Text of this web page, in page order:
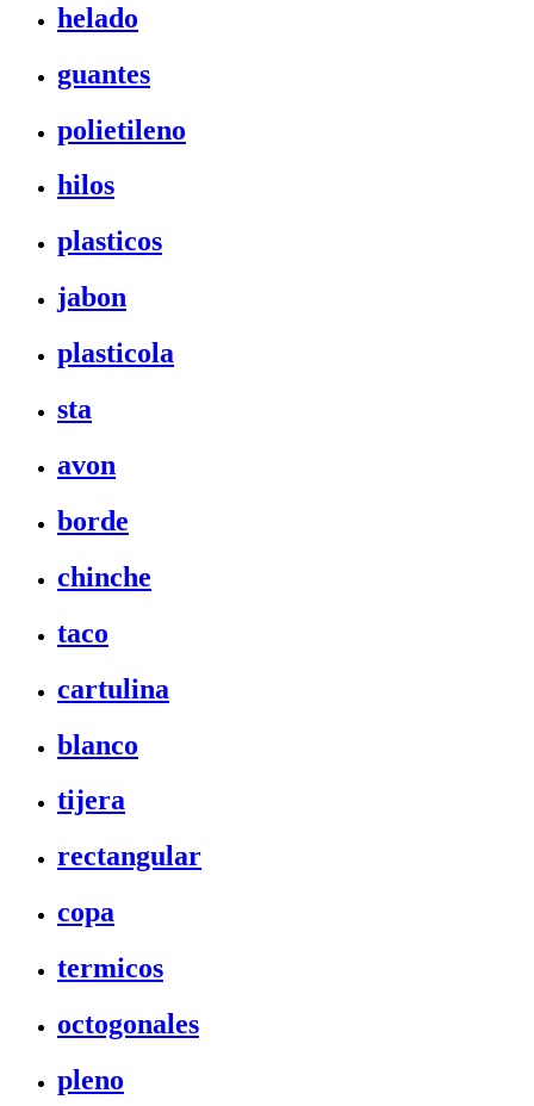
helado
guantes
polietileno
hilos
plasticos
jabon
plasticola
sta
avon
borde
chinche
taco
cartulina
blanco
tijera
rectangular
copa
termicos
octogonales
pleno